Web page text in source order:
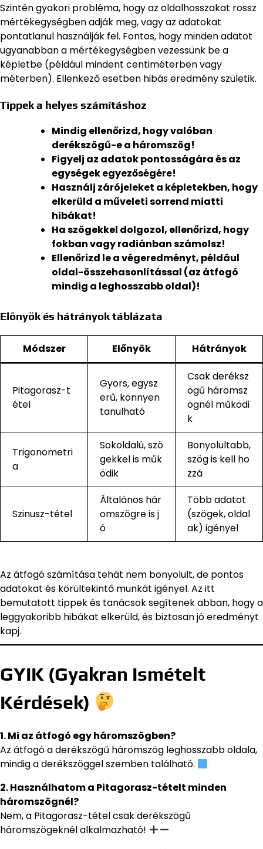
Szintén gyakori probléma, hogy az oldalhosszakat rossz
mértékegységben adják meg, vagy az adatokat
pontatlanul használják fel. Fontos, hogy minden adatot
ugyanabban a mértékegységben vezessünk be a
képletbe (például mindent centiméterben vagy
méterben). Ellenkező esetben hibás eredmény születik.
Tippek a helyes számításhoz
Mindig ellenőrizd, hogy valóban
derékszögű-e a háromszög!
Figyelj az adatok pontosságára és az
egységek egyezőségére!
Használj zárójeleket a képletekben, hogy
elkerüld a műveleti sorrend miatti
hibákat!
Ha szögekkel dolgozol, ellenőrizd, hogy
fokban vagy radiánban számolsz!
Ellenőrizd le a végeredményt, például
oldal-összehasonlítással (az átfogó
mindig a leghosszabb oldal)!
Előnyök és hátrányok táblázata
Módszer Előnyök Hátrányok
Pitagorasz-t
étel
Gyors, egysz
erű, könnyen
tanulható
Csak deréksz
ögű háromsz
ögnél működi
k
Trigonometri
a
Sokoldalú, szö
gekkel is műk
ödik
Bonyolultabb,
szög is kell ho
zzá
Szinusz-tétel
Általános hár
omszögre is j
ó
Több adatot
(szögek, oldal
ak) igényel
Az átfogó számítása tehát nem bonyolult, de pontos
adatokat és körültekintő munkát igényel. Az itt
bemutatott tippek és tanácsok segítenek abban, hogy a
leggyakoribb hibákat elkerüld, és biztosan jó eredményt
kapj.
GYIK (Gyakran Ismételt
Kérdések)
1. Mi az átfogó egy háromszögben?
Az átfogó a derékszögű háromszög leghosszabb oldala,
mindig a derékszöggel szemben található.
2. Használhatom a Pitagorasz-tételt minden
háromszögnél?
Nem, a Pitagorasz-tétel csak derékszögű
háromszögeknél alkalmazható!